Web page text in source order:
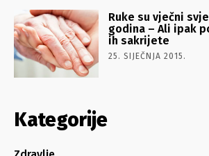
Ruke su vječni
godina – Ali ipak
ih sakrijete
25. SIJEČNJA 2015.
Kategorije